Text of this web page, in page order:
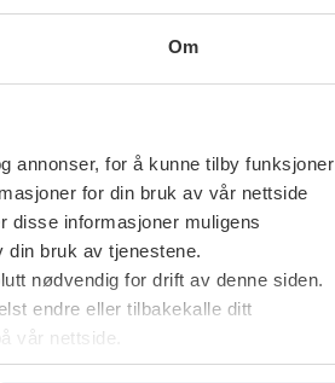
Om
annonser, for å kunne tilby funksjoner
for din bruk av vår nettside
disse informasjoner muligens
din bruk av tjenestene.
nødvendig for drift av denne siden.
endre eller tilbakekalle ditt
vår nettside.